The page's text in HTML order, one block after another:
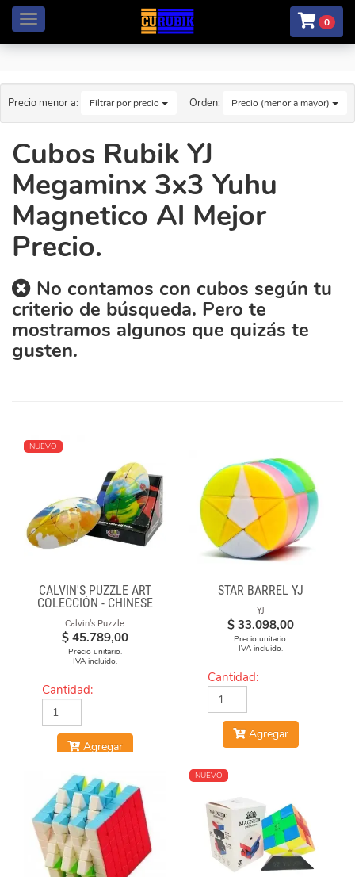
Menú 0
Precio menor a: Filtrar por precio Orden: Precio (menor a mayor)
Cubos Rubik YJ
Megaminx 3x3 Yuhu
Magnetico Al Mejor
Precio.
No contamos con cubos según tu
criterio de búsqueda. Pero te
mostramos algunos que quizás te
gusten.
NUEVO
CALVIN'S PUZZLE ART
COLECCIÓN - CHINESE
OPERA FACE-OFF CUBE
(GRAFFITI CAMO)
Calvin's Puzzle
$ 45.789,00
Precio unitario.
IVA incluido.
Cantidad:
Agregar
STAR BARREL YJ
YJ
$ 33.098,00
Precio unitario.
IVA incluido.
Cantidad:
Agregar
NUEVO